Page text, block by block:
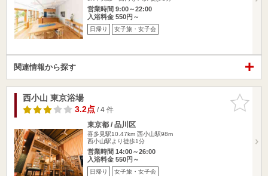
営業時間 9:00～22:00
入浴料金 550円～
日帰り 女子旅・女子会
関連情報から探す
お気に入
りに追加
西小山 東京浴場
3.2点/ 4 件
東京都 / 品川区
喜多見駅10.47km 西小山駅98m
西小山駅より徒歩1分
営業時間 14:00～26:00
入浴料金 550円～
日帰り 女子旅・女子会